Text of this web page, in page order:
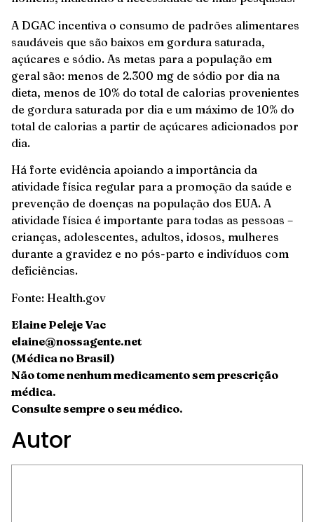
A DGAC incentiva o consumo de padrões alimentares
saudáveis que são baixos em gordura saturada,
açúcares e sódio. As metas para a população em
geral são: menos de 2.300 mg de sódio por dia na
dieta, menos de 10% do total de calorias provenientes
de gordura saturada por dia e um máximo de 10% do
total de calorias a partir de açúcares adicionados por
dia.
Há forte evidência apoiando a importância da
atividade física regular para a promoção da saúde e
prevenção de doenças na população dos EUA. A
atividade física é importante para todas as pessoas –
crianças, adolescentes, adultos, idosos, mulheres
durante a gravidez e no pós-parto e indivíduos com
deficiências.
Fonte: Health.gov
Elaine Peleje Vac
elaine@nossagente.net
(Médica no Brasil)
Não tome nenhum medicamento sem prescrição
médica.
Consulte sempre o seu médico.
Autor